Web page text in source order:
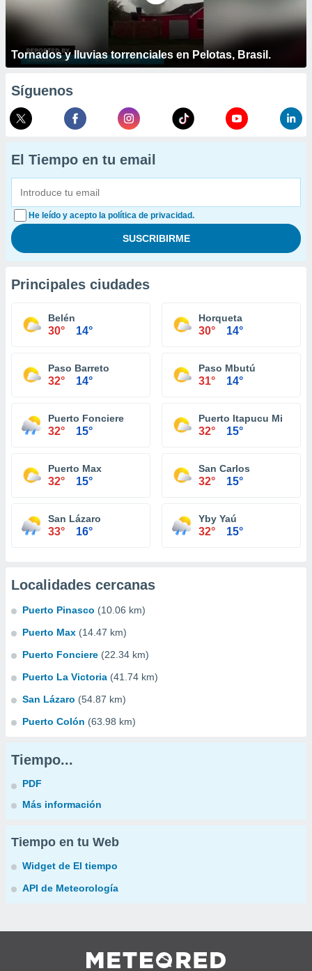
Tornados y lluvias torrenciales en Pelotas, Brasil.
Síguenos
El Tiempo en tu email
He leído y acepto la política de privacidad.
Principales ciudades
Belén
30° 14°
Horqueta
30° 14°
Paso Barreto
32° 14°
Paso Mbutú
31° 14°
Puerto Fonciere
32° 15°
Puerto Itapucu Mi
32° 15°
Puerto Max
32° 15°
San Carlos
32° 15°
San Lázaro
33° 16°
Yby Yaú
32° 15°
Localidades cercanas
Puerto Pinasco (10.06 km)
Puerto Max (14.47 km)
Puerto Fonciere (22.34 km)
Puerto La Victoria (41.74 km)
San Lázaro (54.87 km)
Puerto Colón (63.98 km)
Tiempo...
PDF
Más información
Tiempo en tu Web
Widget de El tiempo
API de Meteorología